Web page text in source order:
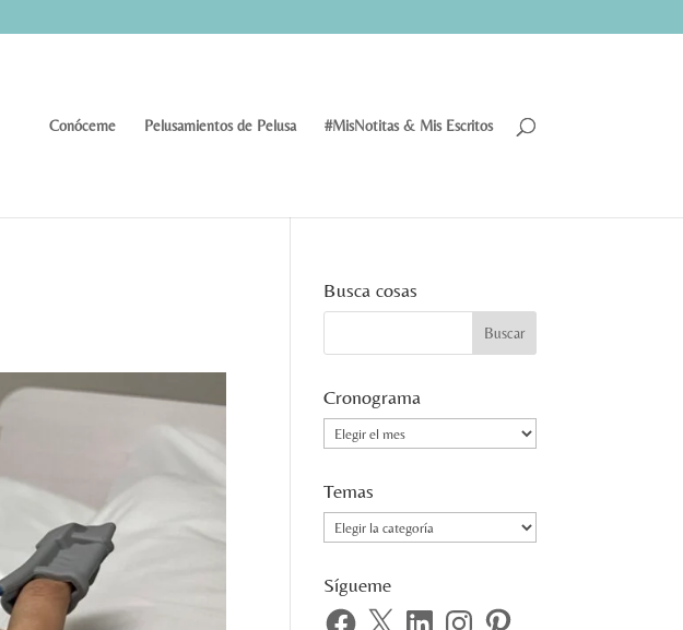
Conóceme Pelusamientos de Pelusa #MisNotitas & Mis Escritos
Busca cosas
Cronograma
Cronograma
Temas
Temas
Sígueme
Facebook
X LinkedInInstagramPinterest